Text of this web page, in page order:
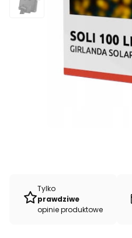
Tylko
prawdziwe
opinie produktowe